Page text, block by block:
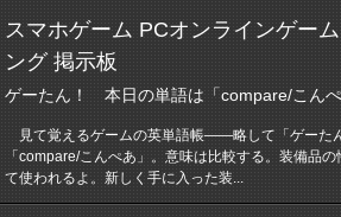
スマホゲーム PCオンラインゲー
ング 掲示板
ゲーたん！ 本日の単語は「compare/こんぺ
見て覚えるゲームの英単語帳――略して「ゲーた
「compare/こんぺあ」。意味は比較する。装備品
て使われるよ。新しく手に入った装...